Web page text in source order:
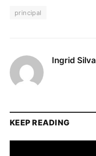
principal
Ingrid Silva
KEEP READING